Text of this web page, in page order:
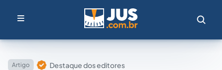
Artigo Destaque dos editores